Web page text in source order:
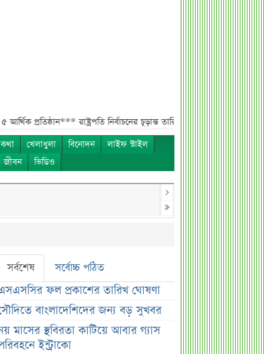
রাষ্ট্রপতি নির্বাচনের চূড়ান্ত তারিখ ঘোষণা***
খেলাধুলা বিনোদন
লাইফ স্টাইল
জীবন ভিডিও
সর্বশেষ সর্বোচ্চ পঠিত
ফল প্রকাশের তারিখ ঘোষণা
বাংলাদেশিদের জন্য বড় সুখবর
মাসের স্থবিরতা কাটিয়ে আবার গ্যাস
ইন্ট্রাকো